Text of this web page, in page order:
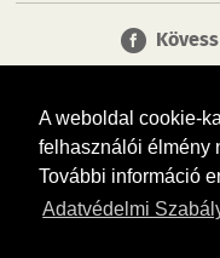
A weboldal cookie-
felhasználói élmény
További információ
Adatvédelmi
Tudj meg többet
menü, cégek…. és